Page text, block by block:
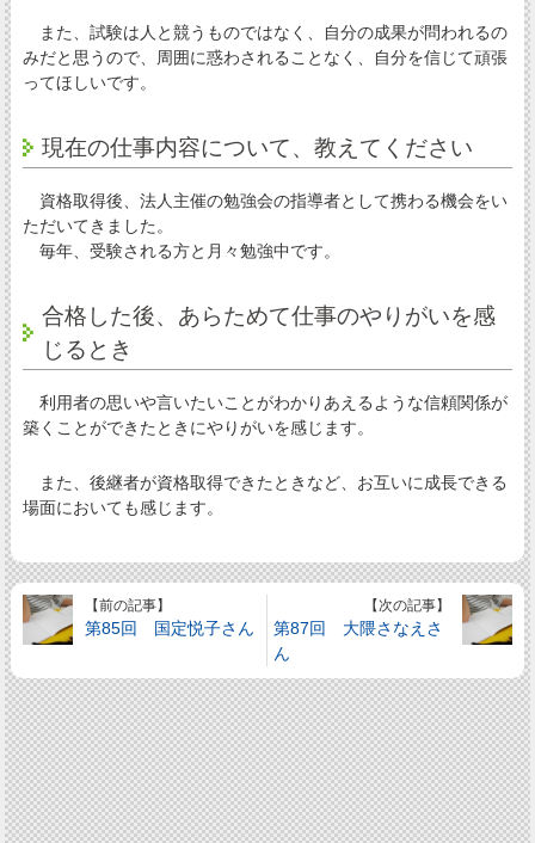
また、試験は人と競うものではなく、自分の成果が問われるの
みだと思うので、周囲に惑わされることなく、自分を信じて頑張
ってほしいです。
現在の仕事内容について、教えてください
資格取得後、法人主催の勉強会の指導者として携わる機会をい
ただいてきました。
毎年、受験される方と月々勉強中です。
合格した後、あらためて仕事のやりがいを感
じるとき
利用者の思いや言いたいことがわかりあえるような信頼関係が
築くことができたときにやりがいを感じます。
また、後継者が資格取得できたときなど、お互いに成長できる
場面においても感じます。
【前の記事】
第85回 国定悦子さん
【次の記事】
第87回 大隈さなえさ
ん